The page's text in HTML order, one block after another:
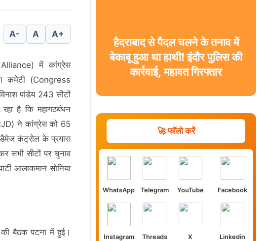
A- A A+
Alliance) में कांग्रेस
कमेटी (Congress
पांडेय 243 सीटों
है कि महागठबंधन
ने कांग्रेस को 65
डैमेज कंट्रोल के प्रयास
सभी सीटों पर चुनाव
आलाकमान सोनिया
की बैठक पटना में हुई।
हैदराबाद से पैदल चलने के तनाव में
बेकाबू हुआ था हाथी! इंदौर पुलिस की
कार्रवाई, महावत गिरफ्तार
🚀 फॉलो करें
WhatsApp Telegram YouTube Facebook
Instagram Threads X Linkedin